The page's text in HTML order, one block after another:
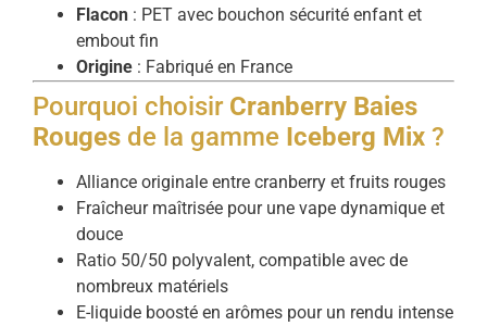
Flacon : PET avec bouchon sécurité enfant et
embout fin
Origine : Fabriqué en France
Pourquoi choisir Cranberry Baies
Rouges de la gamme Iceberg Mix ?
Alliance originale entre cranberry et fruits rouges
Fraîcheur maîtrisée pour une vape dynamique et
douce
Ratio 50/50 polyvalent, compatible avec de
nombreux matériels
E-liquide boosté en arômes pour un rendu intense